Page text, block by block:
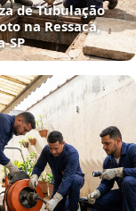
de Tubulação
na Ressaca,